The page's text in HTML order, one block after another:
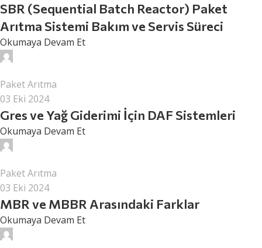
SBR (Sequential Batch Reactor) Paket
Arıtma Sistemi Bakım ve Servis Süreci
Okumaya Devam Et
Paket Arıtma
03 Eki 2024
Gres ve Yağ Giderimi İçin DAF Sistemleri
Okumaya Devam Et
Paket Arıtma
03 Eki 2024
MBR ve MBBR Arasındaki Farklar
Okumaya Devam Et